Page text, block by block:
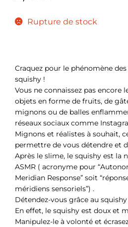
Rupture de stock
Craquez pour le phénomène
squishy !
Vous ne connaissez pas encore
objets en forme de fruits, de
mignons ou de balles
réseaux sociaux comme
Mignons et réalistes à souhait,
permettre de vous détendre et
Après le slime, le squishy est la
ASMR ( acronyme pour
Meridian Response” soit
méridiens sensoriels”) .
Détendez-vous grâce au squishy
En effet, le squishy est doux et
Manipulez-le à volonté et